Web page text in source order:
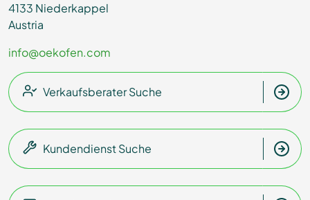
4133 Niederkappel
Austria
info@oekofen.com
Verkaufsberater Suche
Kundendienst Suche